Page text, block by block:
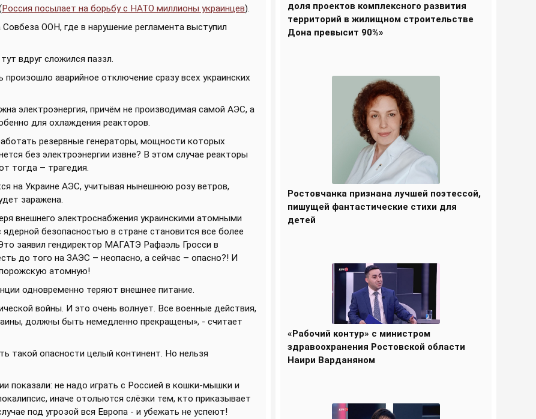
Россия посылает на борьбу с НАТО миллионы украинцев).
ООН, где в нарушение регламента выступил
вдруг сложился паззл.
аварийное отключение сразу всех украинских
электроэнергия, причём не производимая самой АЭС, а
для охлаждения реакторов.
резервные генераторы, мощности которых
без электроэнергии извне? В этом случае реакторы
тогда – трагедия.
на Украине АЭС, учитывая нынешнюю розу ветров,
заражена.
внешнего электроснабжения украинскими атомными
безопасностью в стране становится все более
заявил гендиректор МАГАТЭ Рафаэль Гросси в
до того на ЗАЭС – неопасно, а сейчас – опасно?! И
атомную!
одновременно теряют внешнее питание.
войны. И это очень волнует. Все военные действия,
должны быть немедленно прекращены», - считает
такой опасности целый континент. Но нельзя
показали: не надо играть с Россией в кошки-мышки и
иначе отольются слёзки тем, кто приказывает
под угрозой вся Европа - и убежать не успеют!
доля проектов комплексного развития
территорий в жилищном строительстве
Дона превысит 90%»
Ростовчанка признана лучшей поэтессой,
пишущей фантастические стихи для
детей
«Рабочий контур» с министром
здравоохранения Ростовской области
Наири Варданяном